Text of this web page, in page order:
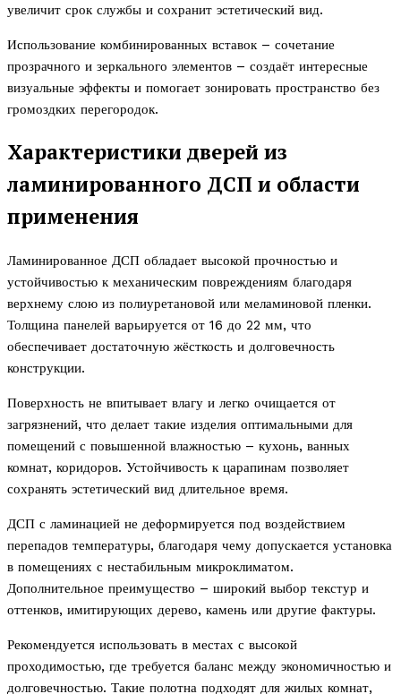
увеличит срок службы и сохранит эстетический вид.
Использование комбинированных вставок – сочетание
прозрачного и зеркального элементов – создаёт интересные
визуальные эффекты и помогает зонировать пространство без
громоздких перегородок.
Характеристики дверей из
ламинированного ДСП и области
применения
Ламинированное ДСП обладает высокой прочностью и
устойчивостью к механическим повреждениям благодаря
верхнему слою из полиуретановой или меламиновой пленки.
Толщина панелей варьируется от 16 до 22 мм, что
обеспечивает достаточную жёсткость и долговечность
конструкции.
Поверхность не впитывает влагу и легко очищается от
загрязнений, что делает такие изделия оптимальными для
помещений с повышенной влажностью – кухонь, ванных
комнат, коридоров. Устойчивость к царапинам позволяет
сохранять эстетический вид длительное время.
ДСП с ламинацией не деформируется под воздействием
перепадов температуры, благодаря чему допускается установка
в помещениях с нестабильным микроклиматом.
Дополнительное преимущество – широкий выбор текстур и
оттенков, имитирующих дерево, камень или другие фактуры.
Рекомендуется использовать в местах с высокой
проходимостью, где требуется баланс между экономичностью и
долговечностью. Такие полотна подходят для жилых комнат,